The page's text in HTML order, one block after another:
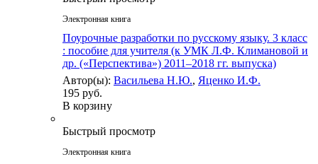
Электронная книга
Поурочные разработки по русскому языку. 3 класс
: пособие для учителя (к УМК Л.Ф. Климановой и
др. («Перспектива») 2011–2018 гг. выпуска)
Автор(ы): Васильева Н.Ю., Яценко И.Ф.
195 руб.
В корзину
Быстрый просмотр
Электронная книга